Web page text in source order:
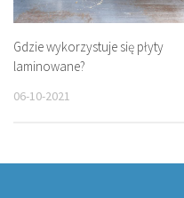
Gdzie wykorzystuje się płyty
laminowane?
06-10-2021